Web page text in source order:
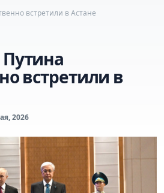
встретили в Астане
встретили в
2026